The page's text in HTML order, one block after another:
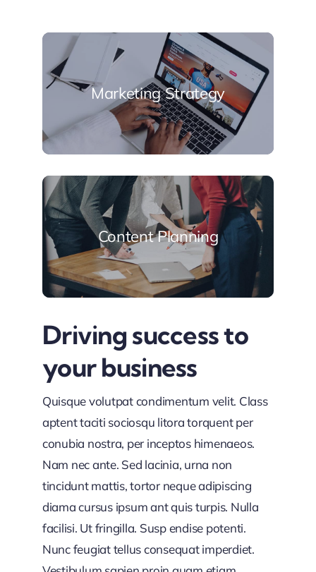
Marketing Strategy
Content Planning
Driving success to
your business
Quisque volutpat condimentum velit. Class
aptent taciti sociosqu litora torquent per
conubia nostra, per inceptos himenaeos.
Nam nec ante. Sed lacinia, urna non
tincidunt mattis, tortor neque adipiscing
diama cursus ipsum ant quis turpis. Nulla
facilisi. Ut fringilla. Susp endise potenti.
Nunc feugiat tellus consequat imperdiet.